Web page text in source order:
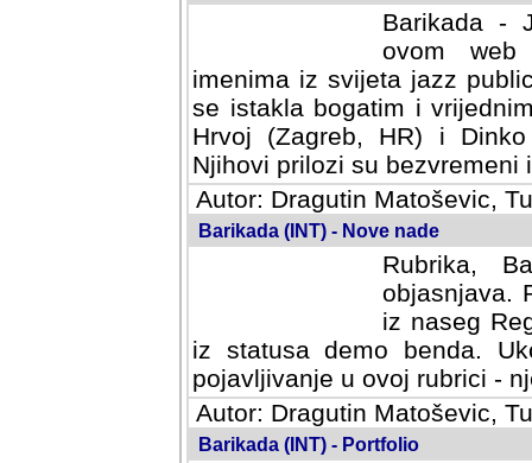
Barikada -
ovom web
imenima iz svijeta jazz
se istakla bogatim i
Hrvoj (Zagreb, HR) i
Njihovi prilozi su bezvremeni
Autor: Dragutin Matoševic,
Barikada (INT) - Nove nade
Rubrika,
objasnjava.
iz naseg
iz statusa demo benda.
pojavljivanje u ovoj rubrici -
Autor: Dragutin Matoševic,
Barikada (INT) - Portfolio